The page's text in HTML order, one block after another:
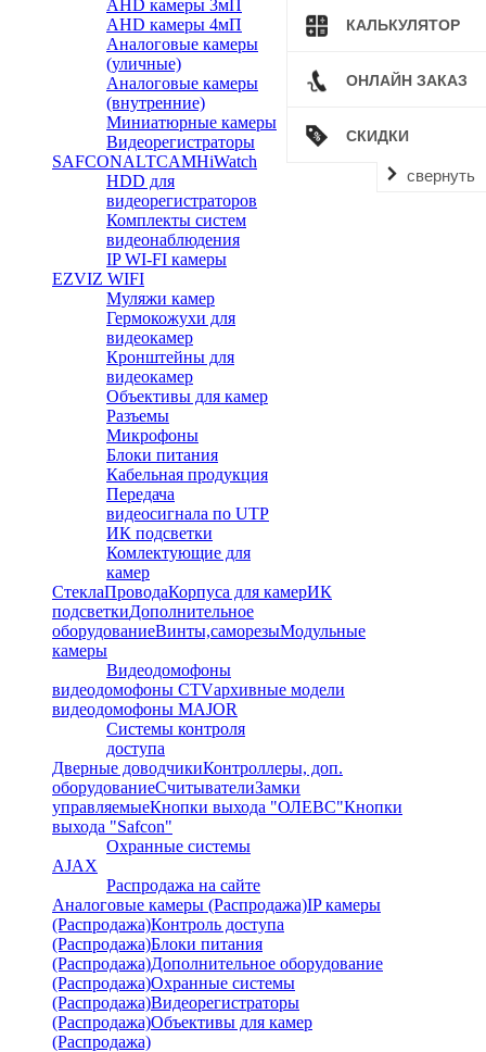
КАЛЬКУЛЯТОР
ОНЛАЙН ЗАКАЗ
СКИДКИ
свернуть
AHD камеры 3мП
AHD камеры 4мП
Аналоговые камеры
(уличные)
Аналоговые камеры
(внутренние)
Миниатюрные камеры
Видеорегистраторы
SAFCONALTCAMHiWatch
HDD для
видеорегистраторов
Комплекты систем
видеонаблюдения
IP WI-FI камеры
EZVIZ WIFI
Муляжи камер
Гермокожухи для
видеокамер
Кронштейны для
видеокамер
Объективы для камер
Разъемы
Микрофоны
Блоки питания
Кабельная продукция
Передача
видеосигнала по UTP
ИК подсветки
Комлектующие для
камер
СтеклаПроводаКорпуса для камерИК
подсветкиДополнительное
оборудованиеВинты,саморезыМодульные
камеры
Видеодомофоны
видеодомофоны CTVархивные модели
видеодомофоны MAJOR
Системы контроля
доступа
Дверные доводчикиКонтроллеры, доп.
оборудованиеСчитывателиЗамки
управляемыеКнопки выхода "ОЛЕВС"Кнопки
выхода "Safcon"
Охранные системы
AJAX
Распродажа на сайте
Аналоговые камеры (Распродажа)IP камеры
(Распродажа)Контроль доступа
(Распродажа)Блоки питания
(Распродажа)Дополнительное оборудование
(Распродажа)Охранные системы
(Распродажа)Видеорегистраторы
(Распродажа)Объективы для камер
(Распродажа)